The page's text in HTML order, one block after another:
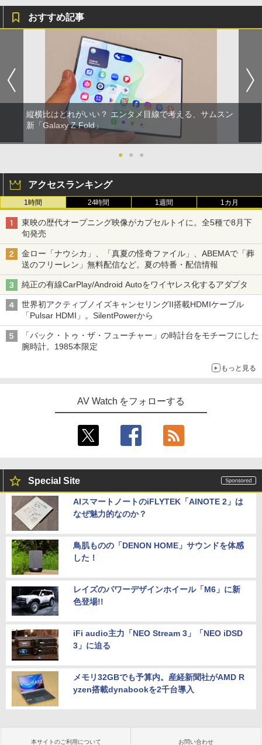
おすすめ記事
縦横比はどれがいい？ エンタメ目線で考える、サムスン
新「Galaxy Z Fold」
● ● ●
アクセスランキング
1時間 24時間 1週間 1カ月
東映の歴代オープニング映像がカプセルトイに。全5種で8月下
旬発売
金ロー「ナウシカ」、「真夏の怪奇ファイル」、ABEMAで「葬
送のフリーレン」無料配信など。夏の特番・配信情報
純正の有線CarPlay/Android Autoをワイヤレス化するアダプタ
世界初アクティブノイズキャンセリングII搭載HDMIケーブル
「Pulsar HDMI」。SilentPowerから
「バック・トゥ・ザ・フューチャー」の時計台をモチーフにした
腕時計。1985本限定
もっと見る
AV Watch をフォローする
Special Site
AIスマートノートのiFLYTEK「AINOTE 2」は
なぜ魅力的なのか？
鳥肌ものの「DENON HOME」サウンドを体感
した！
レイズのパワーデザインホイール「M6」に新
色登場!!
iFi audio主力「NEO Stream 3」「NEO iDSD
3」に迫る
メモリ32GBでも予算内。産経新聞社がAMD R
yzen搭載dynabookを2千台導入
本サイトのご利用について お問い合わせ